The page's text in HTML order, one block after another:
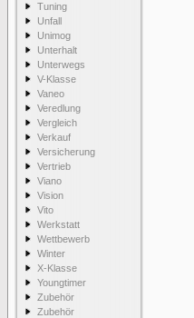
Tuning
Unfall
Unimog
Unterhalt
Unterwegs
V-Klasse
Vaneo
Veredlung
Vergleich
Verkauf
Versicherung
Vertrieb
Viano
Vision
Vito
Werkstatt
Wettbewerb
Winter
X-Klasse
Youngtimer
Zubehör
Zubehör